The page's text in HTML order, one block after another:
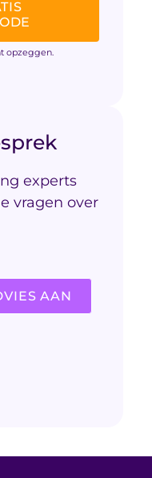
opzeggen.
experts
vragen over
AAN